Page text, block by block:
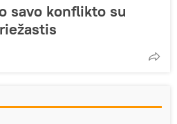
savo konflikto su